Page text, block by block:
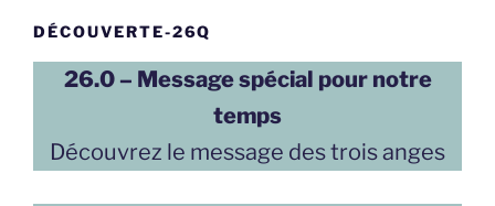
DÉCOUVERTE-26Q
26.0 – Message spécial pour notre
temps
Découvrez le message des trois anges